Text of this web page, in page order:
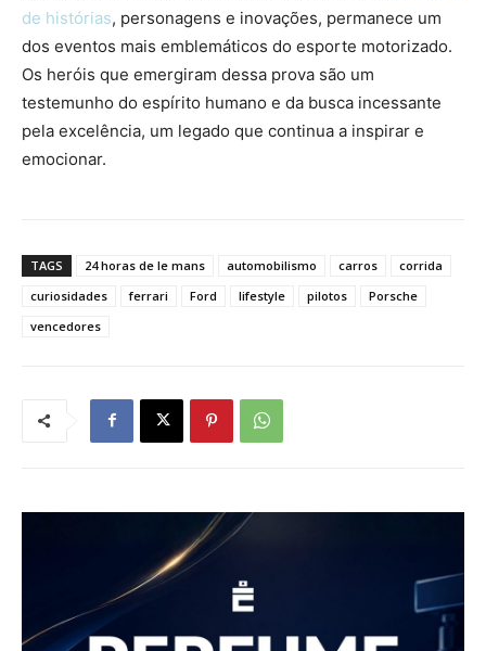
de histórias, personagens e inovações, permanece um
dos eventos mais emblemáticos do esporte motorizado.
Os heróis que emergiram dessa prova são um
testemunho do espírito humano e da busca incessante
pela excelência, um legado que continua a inspirar e
emocionar.
TAGS 24 horas de le mans automobilismo carros
corrida
curiosidades
ferrari Ford lifestyle pilotos
Porsche
vencedores